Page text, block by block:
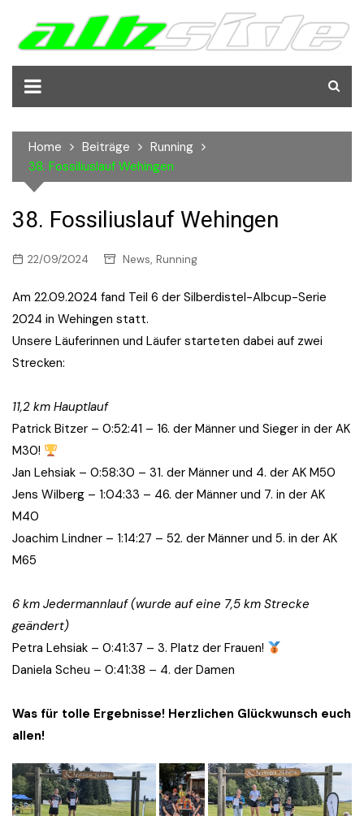
content
Home Beiträge
Running
38. Fossiliuslauf Wehingen
38. Fossiliuslauf Wehingen
22/09/2024 News, Running
Am 22.09.2024 fand Teil 6 der Silberdistel-Albcup-Serie
2024 in Wehingen statt.
Unsere Läuferinnen und Läufer starteten dabei auf zwei
Strecken:
11,2 km Hauptlauf
Patrick Bitzer – 0:52:41 – 16. der Männer und Sieger in der AK
M30!
Jan Lehsiak – 0:58:30 – 31. der Männer und 4. der AK M50
Jens Wilberg – 1:04:33 – 46. der Männer und 7. in der AK
M40
Joachim Lindner – 1:14:27 – 52. der Männer und 5. in der AK
M65
6 km Jedermannlauf (wurde auf eine 7,5 km Strecke
geändert)
Petra Lehsiak – 0:41:37 – 3. Platz der Frauen!
Daniela Scheu – 0:41:38 – 4. der Damen
Was für tolle Ergebnisse! Herzlichen Glückwunsch euch
allen!